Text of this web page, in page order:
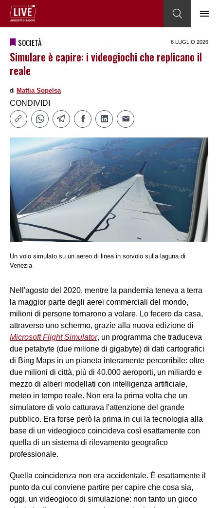
SOCIETÀ 6 LUGLIO 2026
Simulare è capire: i videogiochi che replicano il
reale
di Mattia Sopelsa
CONDIVIDI
Un volo simulato su un aereo di linea in sorvolo sulla laguna di
Venezia
Nell'agosto del 2020, mentre la pandemia teneva a terra
la maggior parte degli aerei commerciali del mondo,
milioni di persone tornarono a volare. Lo fecero da casa,
attraverso uno schermo, grazie alla nuova edizione di
Microsoft Flight Simulator, un programma che traduceva
due petabyte (due milione di gigabyte) di dati cartografici
di Bing Maps in un pianeta interamente percorribile: oltre
due milioni di città, più di 40.000 aeroporti, un miliardo e
mezzo di alberi modellati con intelligenza artificiale,
meteo in tempo reale. Non era la prima volta che un
simulatore di volo catturava l'attenzione del grande
pubblico. Era forse però la prima in cui la tecnologia alla
base di un videogioco coincideva così esattamente con
quella di un sistema di rilevamento geografico
professionale.
Quella coincidenza non era accidentale. È esattamente il
punto da cui conviene partire per capire che cosa sia,
oggi, un videogioco di simulazione: non tanto un gioco